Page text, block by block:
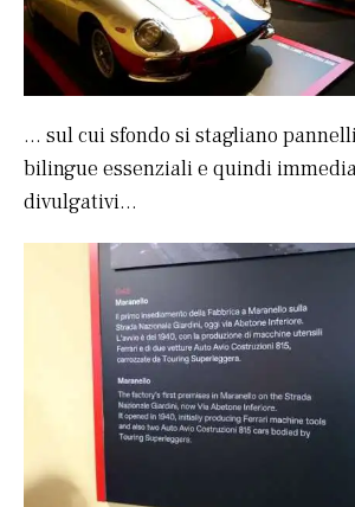
… sul cui sfondo si stagliano
bilingue essenziali e quindi
divulgativi…